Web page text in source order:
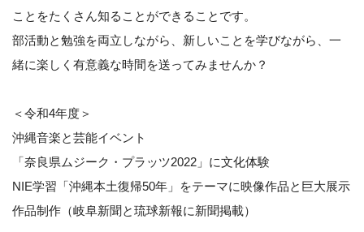
ことをたくさん知ることができることです。
部活動と勉強を両立しながら、新しいことを学びながら、一
緒に楽しく有意義な時間を送ってみませんか？
＜令和4年度＞
沖縄音楽と芸能イベント
「奈良県ムジーク・プラッツ2022」に文化体験
NIE学習「沖縄本土復帰50年」をテーマに映像作品と巨大展示
作品制作（岐阜新聞と琉球新報に新聞掲載）